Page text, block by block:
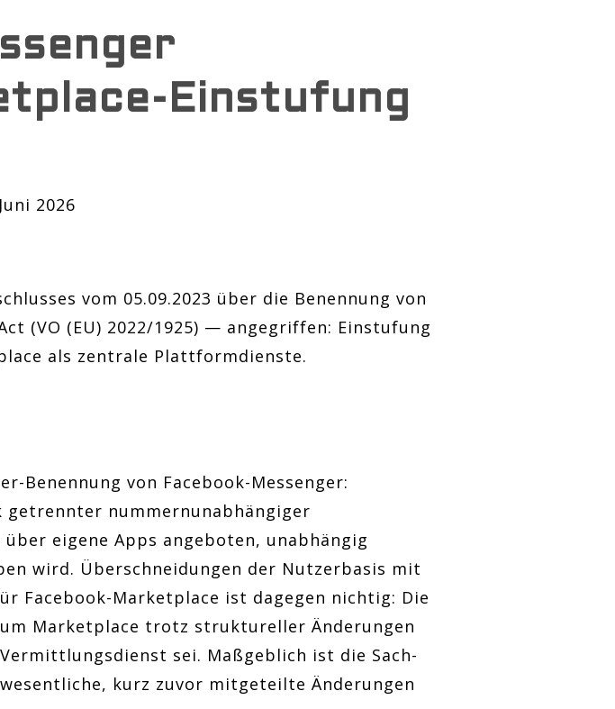
Einstufung
2026
vom 05.09.2023 über die Benennung von
(VO (EU) 2022/1925) — angegriffen: Einstufung
als zentrale Plattformdienste.
Benennung von Facebook-Messenger:
getrennter nummernunabhängiger
eigene Apps angeboten, unabhängig
wird. Überschneidungen der Nutzerbasis mit
Facebook-Marketplace ist dagegen nichtig: Die
Marketplace trotz struktureller Änderungen
sei. Maßgeblich ist die Sach-
kurz zuvor mitgeteilte Änderungen